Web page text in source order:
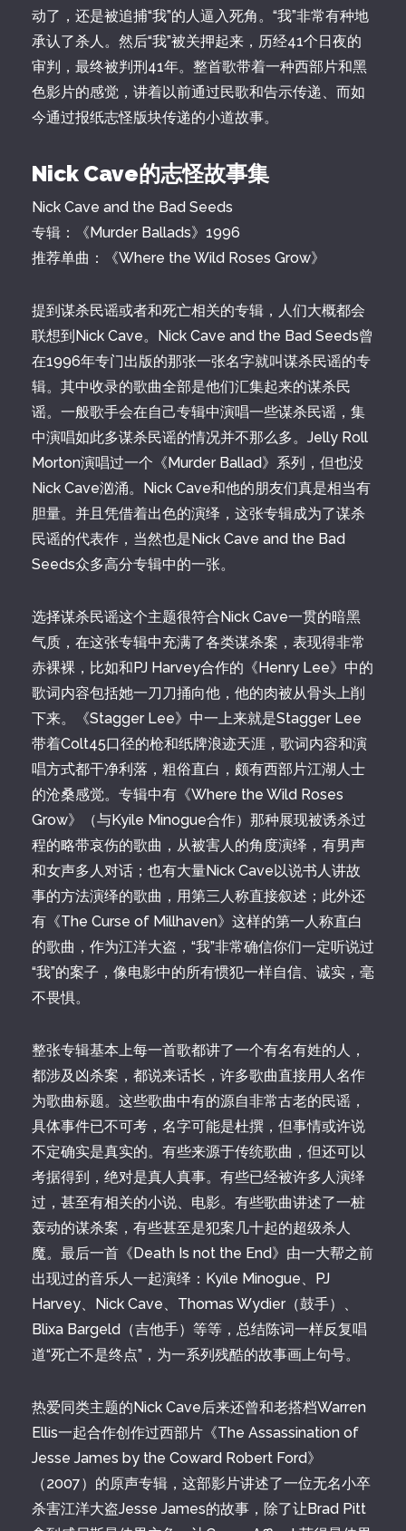
动了，还是被追捕“我”的人逼入死角。“我”非常有种地
承认了杀人。然后“我”被关押起来，历经41个日夜的
审判，最终被判刑41年。整首歌带着一种西部片和黑
色影片的感觉，讲着以前通过民歌和告示传递、而如
今通过报纸志怪版块传递的小道故事。
Nick Cave的志怪故事集
Nick Cave and the Bad Seeds
专辑：《Murder Ballads》1996
推荐单曲：《Where the Wild Roses Grow》
提到谋杀民谣或者和死亡相关的专辑，人们大概都会
联想到Nick Cave。Nick Cave and the Bad Seeds曾
在1996年专门出版的那张一张名字就叫谋杀民谣的专
辑。其中收录的歌曲全部是他们汇集起来的谋杀民
谣。一般歌手会在自己专辑中演唱一些谋杀民谣，集
中演唱如此多谋杀民谣的情况并不那么多。Jelly Roll
Morton演唱过一个《Murder Ballad》系列，但也没
Nick Cave汹涌。Nick Cave和他的朋友们真是相当有
胆量。并且凭借着出色的演绎，这张专辑成为了谋杀
民谣的代表作，当然也是Nick Cave and the Bad
Seeds众多高分专辑中的一张。
选择谋杀民谣这个主题很符合Nick Cave一贯的暗黑
气质，在这张专辑中充满了各类谋杀案，表现得非常
赤裸裸，比如和PJ Harvey合作的《Henry Lee》中的
歌词内容包括她一刀刀捅向他，他的肉被从骨头上削
下来。《Stagger Lee》中一上来就是Stagger Lee
带着Colt45口径的枪和纸牌浪迹天涯，歌词内容和演
唱方式都干净利落，粗俗直白，颇有西部片江湖人士
的沧桑感觉。专辑中有《Where the Wild Roses
Grow》（与Kyile Minogue合作）那种展现被诱杀过
程的略带哀伤的歌曲，从被害人的角度演绎，有男声
和女声多人对话；也有大量Nick Cave以说书人讲故
事的方法演绎的歌曲，用第三人称直接叙述；此外还
有《The Curse of Millhaven》这样的第一人称直白
的歌曲，作为江洋大盗，“我”非常确信你们一定听说过
“我”的案子，像电影中的所有惯犯一样自信、诚实，毫
不畏惧。
整张专辑基本上每一首歌都讲了一个有名有姓的人，
都涉及凶杀案，都说来话长，许多歌曲直接用人名作
为歌曲标题。这些歌曲中有的源自非常古老的民谣，
具体事件已不可考，名字可能是杜撰，但事情或许说
不定确实是真实的。有些来源于传统歌曲，但还可以
考据得到，绝对是真人真事。有些已经被许多人演绎
过，甚至有相关的小说、电影。有些歌曲讲述了一桩
轰动的谋杀案，有些甚至是犯案几十起的超级杀人
魔。最后一首《Death Is not the End》由一大帮之前
出现过的音乐人一起演绎：Kyile Minogue、PJ
Harvey、Nick Cave、Thomas Wydier（鼓手）、
Blixa Bargeld（吉他手）等等，总结陈词一样反复唱
道“死亡不是终点”，为一系列残酷的故事画上句号。
热爱同类主题的Nick Cave后来还曾和老搭档Warren
Ellis一起合作创作过西部片《The Assassination of
Jesse James by the Coward Robert Ford》
（2007）的原声专辑，这部影片讲述了一位无名小卒
杀害江洋大盗Jesse James的故事，除了让Brad Pitt